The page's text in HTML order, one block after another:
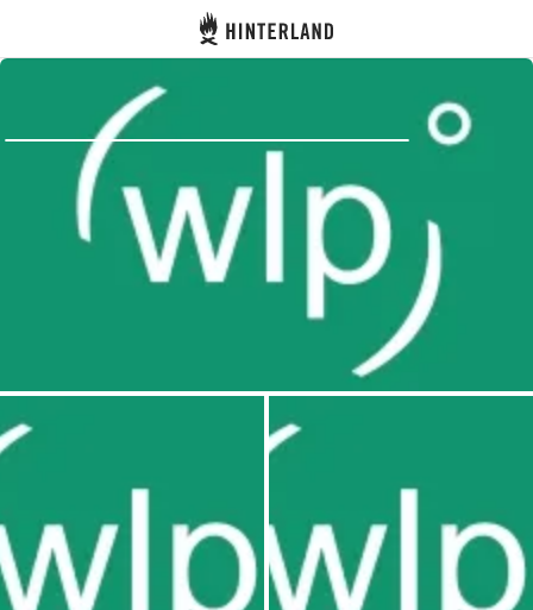
Hinterland
Iniciar sesión
Registrarse
Rutas
Pregunta Howdy